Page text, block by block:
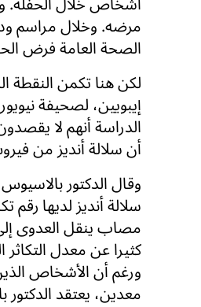
مرضه. وخلال مراسم
الصحة العامة فرض
لكن هنا تكمن النقطة
إيبويين، لصحيفة
الدراسة أنهم لا
أن سلالة أنديز من
وقال الدكتور
مصاب ينقل العدوى
ورغم أن الأشخاص
معدين، يعتقد